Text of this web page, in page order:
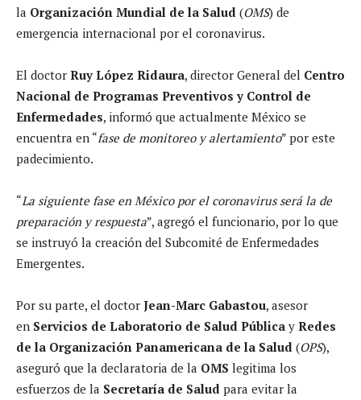
la Organización Mundial de la Salud (OMS) de
emergencia internacional por el coronavirus.
El doctor Ruy López Ridaura, director General del Centro
Nacional de Programas Preventivos y Control de
Enfermedades, informó que actualmente México se
encuentra en “fase de monitoreo y alertamiento” por este
padecimiento.
“La siguiente fase en México por el coronavirus será la de
preparación y respuesta”, agregó el funcionario, por lo que
se instruyó la creación del Subcomité de Enfermedades
Emergentes.
Por su parte, el doctor Jean-Marc Gabastou, asesor
en Servicios de Laboratorio de Salud Pública y Redes
de la Organización Panamericana de la Salud (OPS),
aseguró que la declaratoria de la OMS legitima los
esfuerzos de la Secretaría de Salud para evitar la